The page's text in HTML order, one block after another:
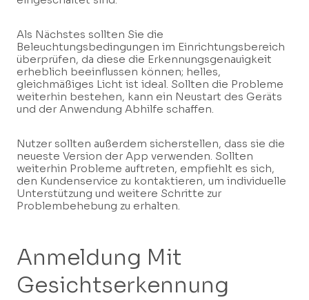
Als Nächstes sollten Sie die
Beleuchtungsbedingungen im Einrichtungsbereich
überprüfen, da diese die Erkennungsgenauigkeit
erheblich beeinflussen können; helles,
gleichmäßiges Licht ist ideal. Sollten die Probleme
weiterhin bestehen, kann ein Neustart des Geräts
und der Anwendung Abhilfe schaffen.
Nutzer sollten außerdem sicherstellen, dass sie die
neueste Version der App verwenden. Sollten
weiterhin Probleme auftreten, empfiehlt es sich,
den Kundenservice zu kontaktieren, um individuelle
Unterstützung und weitere Schritte zur
Problembehebung zu erhalten.
Anmeldung Mit
Gesichtserkennung